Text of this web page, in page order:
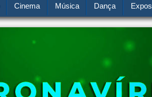
Cinema Música Dança